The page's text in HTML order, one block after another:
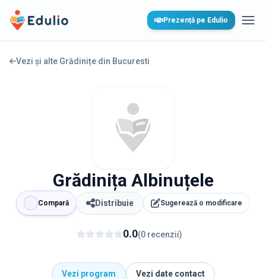
Edulio Prezență pe Edulio
Vezi și alte Grădinițe din Bucuresti
Grădinița Albinuțele
Compară Distribuie Sugerează o modificare
0.0(0 recenzii)
Vezi program Vezi date contact